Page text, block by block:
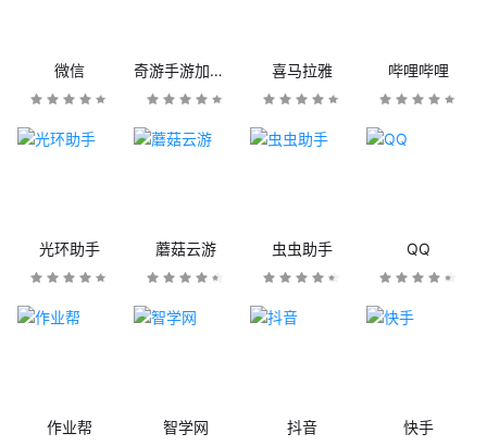
微信 奇游手游加速器 喜马拉雅 哔哩哔哩
光环助手 蘑菇云游 虫虫助手 QQ
作业帮 智学网 抖音 快手